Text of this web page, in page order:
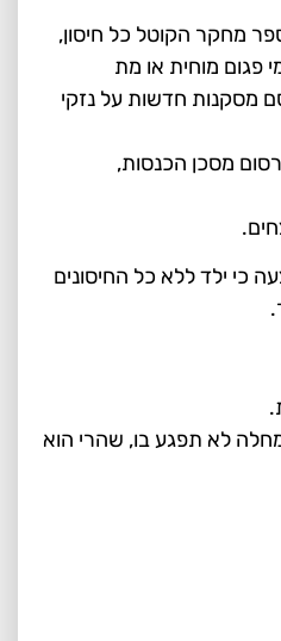
מחקר הקוטל כל חיסון,
פגום מוחית או מת
מסקנות חדשות על נזקי
מסכן הכנסות,
כי ילד ללא כל החיסונים
לא תפגע בו, שהרי הוא